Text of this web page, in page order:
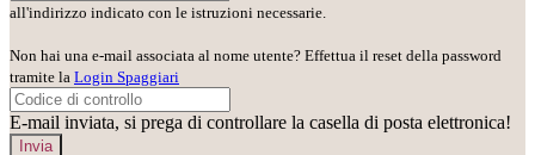
all'indirizzo indicato con le istruzioni necessarie.
Non hai una e-mail associata al nome utente? Effettua il reset della password
tramite la Login Spaggiari
E-mail inviata, si prega di controllare la casella di posta elettronica!